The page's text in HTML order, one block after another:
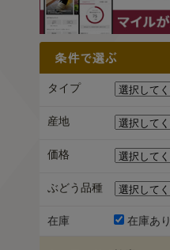
タイプ
産地
価格
ぶどう品種
在庫 在庫あり